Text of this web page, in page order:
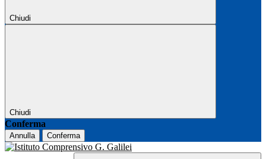
Chiudi
Chiudi
Conferma
Annulla Conferma